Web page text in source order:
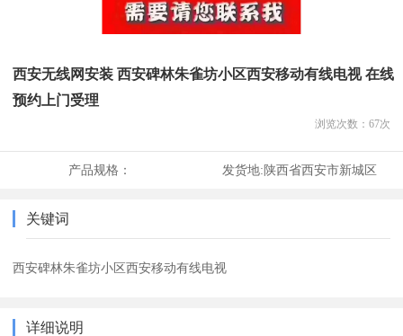
西安无线网安装 西安碑林朱雀坊小区西安移动有线电视 在线
预约上门受理
浏览次数： 67次
产品规格： 发货地:陕西省西安市新城区
关键词
西安碑林朱雀坊小区西安移动有线电视
详细说明